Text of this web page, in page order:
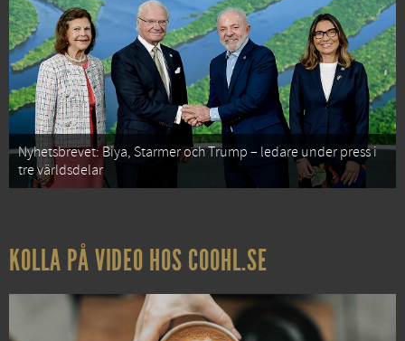
Nyhetsbrevet: Biya, Starmer och Trump – ledare under press i
tre världsdelar
KOLLA PÅ VIDEO HOS COOHL.SE